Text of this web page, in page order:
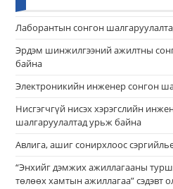
Лаборантын сонгон
Эрдэм шинжилгээний ажилтны
байна
Электроникийн инженер сонгон
Нисгэгчгүй нисэх хэрэгслийн
шалгаруулалтад урьж байна
Авлига, ашиг сонирхлоос
“Энхийг дэмжих ажиллагааны
төлөөх хамтын ажиллагаа” сэдэвт